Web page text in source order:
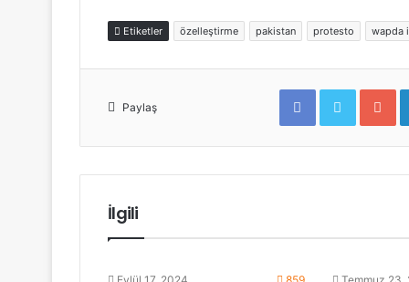
Etiketler özelleştirme pakistan protesto wapda
Paylaş
F
e
b
o
T
t
t
r
G
g
l
+
İlgili